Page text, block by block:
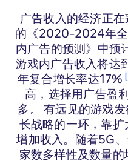
广告收入的经济正
的《2020-2024年全
内广告的预测》中预
游戏内广告收入将
年复合增长率达17%
高，选择用广告盈
多。 有远见的游戏
长战略的一环，靠
增加收入。随着5G
家数多样性及数量